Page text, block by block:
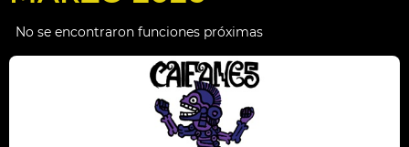
No se encontraron funciones próximas